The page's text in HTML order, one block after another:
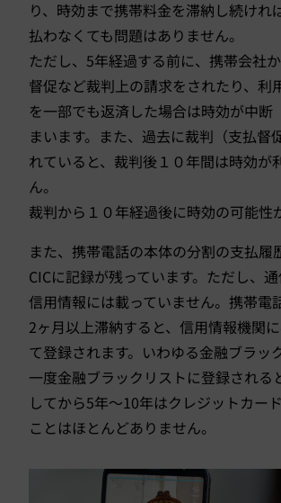
り、時効まで携帯料金を滞納し続けれ
払わなくても問題はありません。
ただし、5年経過する前に、携帯会社
督促など裁判上の請求をされたり、利
を一部でも返済した場合は時効が中断
まいます。また、過去に裁判（支払督
れていると、裁判後１０年間は時効が
ん。
裁判から１０年経過後に時効の可能性
また、携帯電話の本体の分割の支払履
CICに記録が残っています。ただし、
信用情報には載っていません。携帯電
2ヶ月以上滞納すると、信用情報機関
て登録されます。いわゆる金融ブラッ
一度金融ブラックリストに登録される
してから5年〜10年はクレジットカー
ことはほとんどありません。